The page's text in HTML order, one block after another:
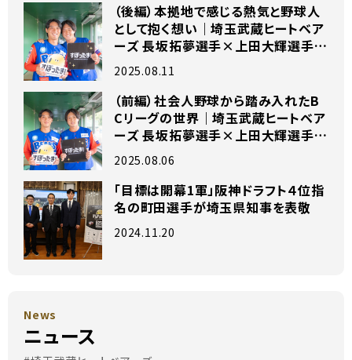
（後編）本拠地で感じる熱気と野球人
として抱く想い｜埼玉武蔵ヒートベア
ーズ 長坂拓夢選手×上田大輝選手
独占インタビュー
2025.08.11
（前編）社会人野球から踏み入れたB
Cリーグの世界｜埼玉武蔵ヒートベア
ーズ 長坂拓夢選手×上田大輝選手
独占インタビュー
2025.08.06
「目標は開幕1軍」阪神ドラフト４位指
名の町田選手が埼玉県知事を表敬
2024.11.20
News
ニュース